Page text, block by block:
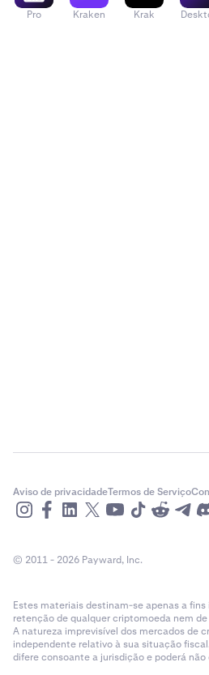
Pro Kraken Krak
Aviso de privacidadeTermos de Serviço
© 2011 - 2026 Payward, Inc.
Estes materiais destinam-se apenas a
retenção de qualquer criptomoeda nem
A natureza imprevisível dos mercados de
independente relativo à sua situação
difere consoante a jurisdição e poderá